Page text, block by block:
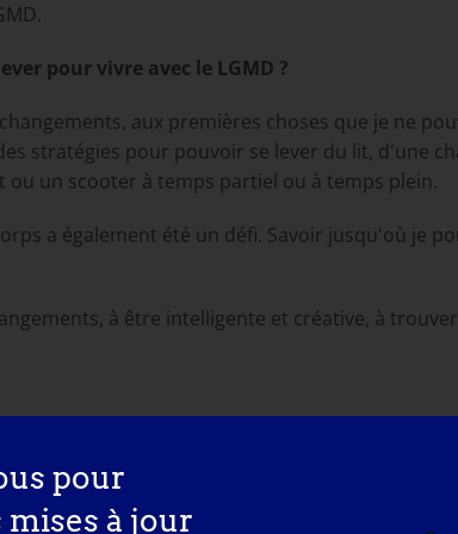
pour vivre avec le LGMD ?
aux premières choses que je ne
stratégies pour pouvoir se lever du lit, d'une
un scooter à temps partiel ou à temps plein.
a également été un défi. Savoir jusqu'où je
à être intelligente et créative, à
que je voulais et de continuer à le faire. Ma
est possible si l'on peut "trouver un chemin",
pour
à jour